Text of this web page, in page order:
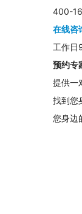
400-
在线咨
工作
预约专
提供一
找到您
您身边